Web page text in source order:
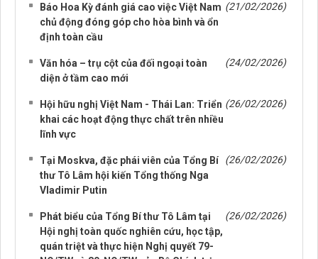
Báo Hoa Kỳ đánh giá cao việc Việt Nam
chủ động đóng góp cho hòa bình và ổn
định toàn cầu
(21/02/2026)
Văn hóa – trụ cột của đối ngoại toàn
diện ở tầm cao mới
(24/02/2026)
Hội hữu nghị Việt Nam - Thái Lan: Triển
khai các hoạt động thực chất trên nhiều
lĩnh vực
(26/02/2026)
Tại Moskva, đặc phái viên của Tổng Bí
thư Tô Lâm hội kiến Tổng thống Nga
Vladimir Putin
(26/02/2026)
Phát biểu của Tổng Bí thư Tô Lâm tại
Hội nghị toàn quốc nghiên cứu, học tập,
quán triệt và thực hiện Nghị quyết 79-
(26/02/2026)